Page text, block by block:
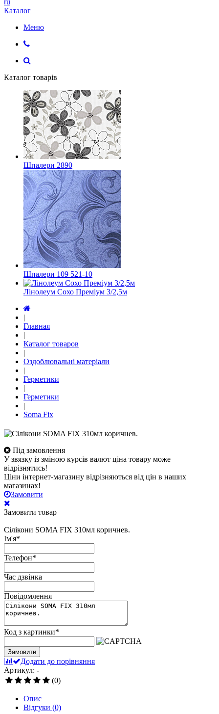
ru
Каталог
Меню
Каталог товарів
Шпалери 2890
Шпалери 109 521-10
Лінолеум Сохо Преміум 3/2,5м
|
Главная
|
Каталог товаров
|
Оздоблювальні матеріали
|
Герметики
|
Герметики
|
Soma Fix
Під замовлення
У звязку із зміною курсів валют ціна товару може
відрізнятись!
Ціни інтернет-магазину відрізняються від цін в наших
магазинах!
Замовити
Замовити товар
Сілікони SOMA FIX 310мл коричнев.
Ім'я*
Телефон*
Час дзвінка
Повідомлення
Код з картинки*
Замовити
Додати до порівняння
Артикул: -
(0)
Опис
Відгуки (0)